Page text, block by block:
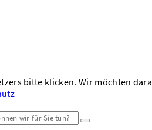
bitte klicken. Wir möchten